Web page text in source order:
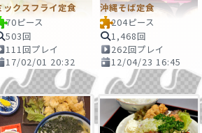
ックスフライ定食
70ピース
503回
111回プレイ
17/02/01 20:32
沖縄そば定食
204ピース
1,468回
262回プレイ
12/04/23 16:45